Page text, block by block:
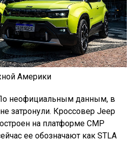
Америки
неофициальным данным, в
затронули. Кроссовер Jeep
на платформе СMP
ее обозначают как STLA